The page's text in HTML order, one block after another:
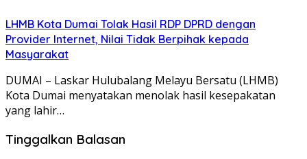
LHMB Kota Dumai Tolak Hasil RDP DPRD dengan
Provider Internet, Nilai Tidak Berpihak kepada
Masyarakat
DUMAI – Laskar Hulubalang Melayu Bersatu (LHMB)
Kota Dumai menyatakan menolak hasil kesepakatan
yang lahir…
Tinggalkan Balasan